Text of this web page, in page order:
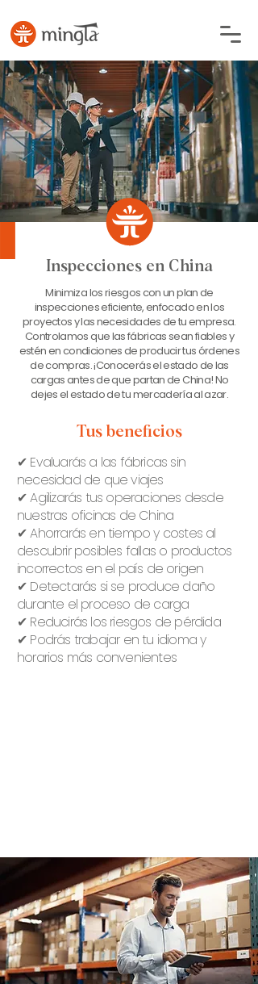
Inspecciones en China
Minimiza los riesgos con un plan de
inspecciones eficiente, enfocado en los
proyectos y las necesidades de tu empresa.
Controlamos que las fábricas sean fiables y
estén en condiciones de producir tus órdenes
de compras. ¡Conocerás el estado de las
cargas antes de que partan de China! No
dejes el estado de tu mercadería al azar.
Tus beneficios
✔ Evaluarás a las fábricas sin
necesidad de que viajes
✔ Agilizarás tus operaciones desde
nuestras oficinas de China
✔ Ahorrarás en tiempo y costes al
descubrir posibles fallas o productos
incorrectos en el país de origen
✔ Detectarás si se produce daño
durante el proceso de carga
✔ Reducirás los riesgos de pérdida
✔ Podrás trabajar en tu idioma y
horarios más convenientes